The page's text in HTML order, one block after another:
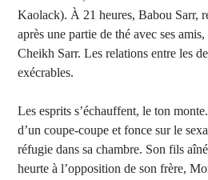
Kaolack). À 21 heures, Babou Sarr,
après une partie de thé avec ses
Cheikh Sarr. Les relations entre les
exécrables.
Les esprits s’échauffent, le ton
d’un coupe-coupe et fonce sur le
réfugie dans sa chambre. Son fils
heurte à l’opposition de son frère,